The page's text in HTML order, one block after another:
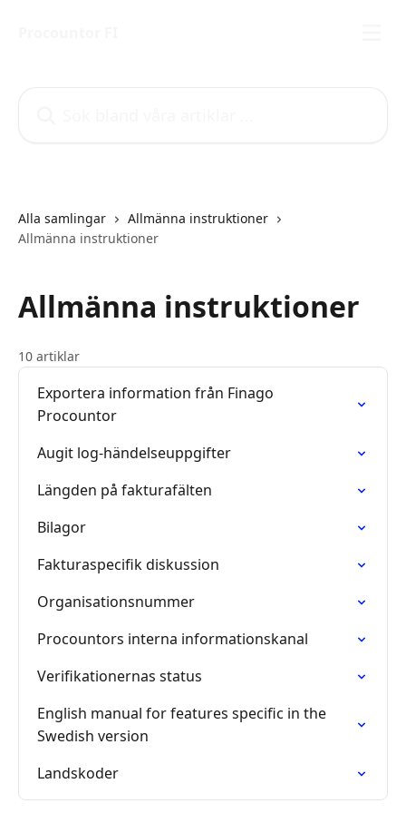
Alla samlingar
Allmänna instruktioner
Allmänna instruktioner
Allmänna instruktioner
10 artiklar
Exportera information från Finago
Procountor
Augit log-händelseuppgifter
Längden på fakturafälten
Bilagor
Fakturaspecifik diskussion
Organisationsnummer
Procountors interna informationskanal
Verifikationernas status
English manual for features specific in the
Swedish version
Landskoder